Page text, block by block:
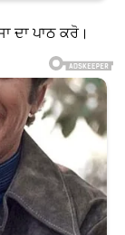
ਦਾ ਪਾਠ ਕਰੋ।